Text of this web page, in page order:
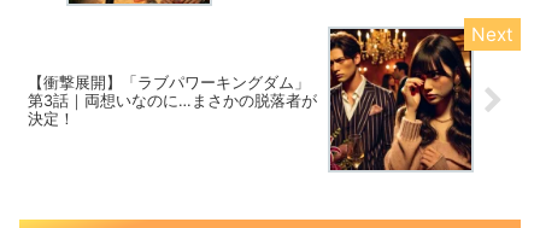
【衝撃展開】「ラブパワーキングダム」
第3話｜両想いなのに…まさかの脱落者が
決定！